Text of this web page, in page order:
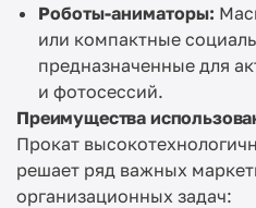
Роботы-аниматоры:
или компактные
предназначенные для
и фотосессий.
Преимущества
Прокат
решает ряд важных
организационных задач: